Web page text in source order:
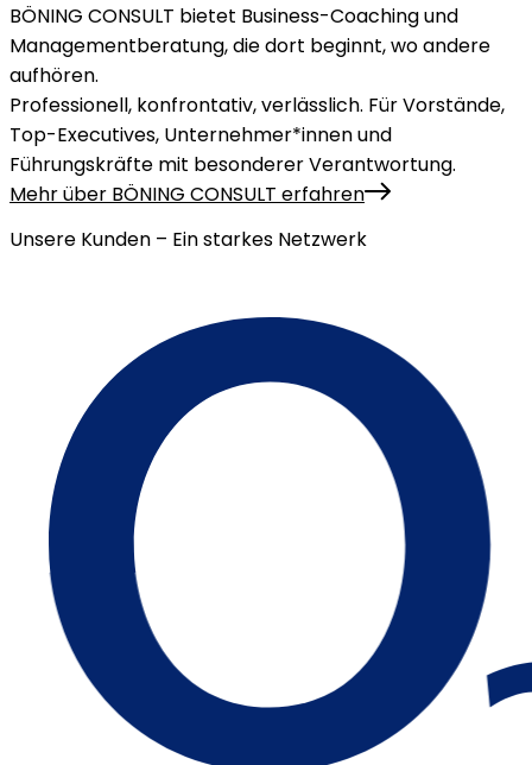
BÖNING CONSULT bietet Business-Coaching und
Managementberatung, die dort beginnt, wo andere
aufhören.
Professionell, konfrontativ, verlässlich. Für Vorstände,
Top-Executives, Unternehmer*innen und
Führungskräfte mit besonderer Verantwortung.
Mehr über BÖNING CONSULT erfahren
Unsere Kunden – Ein starkes Netzwerk